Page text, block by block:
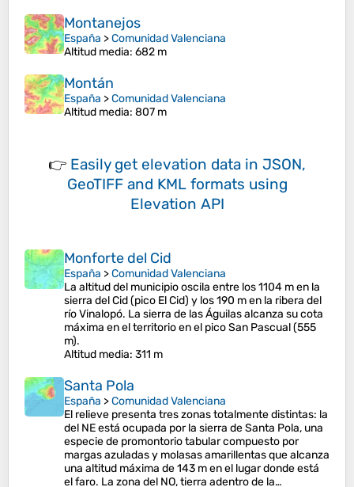
Montanejos
España >Comunidad Valenciana
Altitud media: 682 m
Montán
España >Comunidad Valenciana
Altitud media: 807 m
👉 Easily get elevation data in JSON,
GeoTIFF and KML formats using
Elevation API
Monforte del Cid
España >Comunidad Valenciana
La altitud del municipio oscila entre los 1104 m en la
sierra del Cid (pico El Cid) y los 190 m en la ribera del
río Vinalopó. La sierra de las Águilas alcanza su cota
máxima en el territorio en el pico San Pascual (555
m).
Altitud media: 311 m
Santa Pola
España >Comunidad Valenciana
El relieve presenta tres zonas totalmente distintas:​ la
del NE está ocupada por la sierra de Santa Pola, una
especie de promontorio tabular compuesto por
margas azuladas y molasas amarillentas que alcanza
una altitud máxima de 143 m en el lugar donde está
el faro.​ La zona del NO, tierra adentro de la…